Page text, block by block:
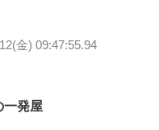
金) 09:47:55.94
一発屋